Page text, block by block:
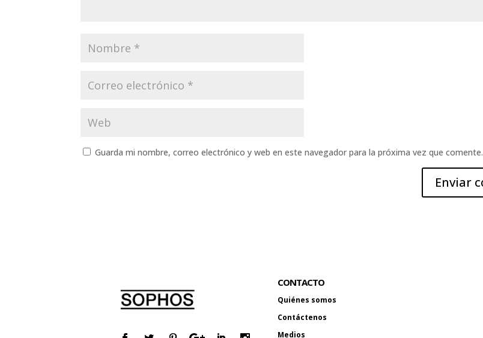
Guarda mi nombre, correo electrónico y web en este navegador para la próxima vez que comente.
CONTACTO
Quiénes somos
Contáctenos
Medios